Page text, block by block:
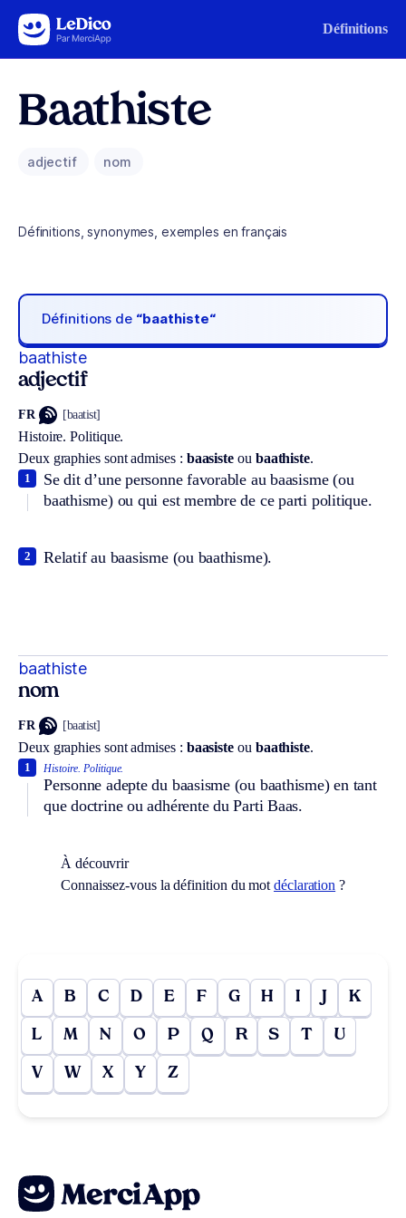
Aller au contenu Définitions
Baathiste
adjectif nom
Définitions, synonymes, exemples en français
Définitions de “baathiste“
baathiste
adjectif
FR [baatist]
Histoire. Politique.
Deux graphies sont admises : baasiste ou baathiste.
Se dit d’une personne favorable au baasisme (ou
baathisme) ou qui est membre de ce parti politique.
1
Relatif au baasisme (ou baathisme).
2
baathiste
nom
FR [baatist]
Deux graphies sont admises : baasiste ou baathiste.
Histoire. Politique.
Personne adepte du baasisme (ou baathisme) en tant
que doctrine ou adhérente du Parti Baas.
1
À découvrir
Connaissez-vous la définition du motdéclaration ?
A B C D E F G H I J K
L M N O P Q R S T U
V W X Y Z